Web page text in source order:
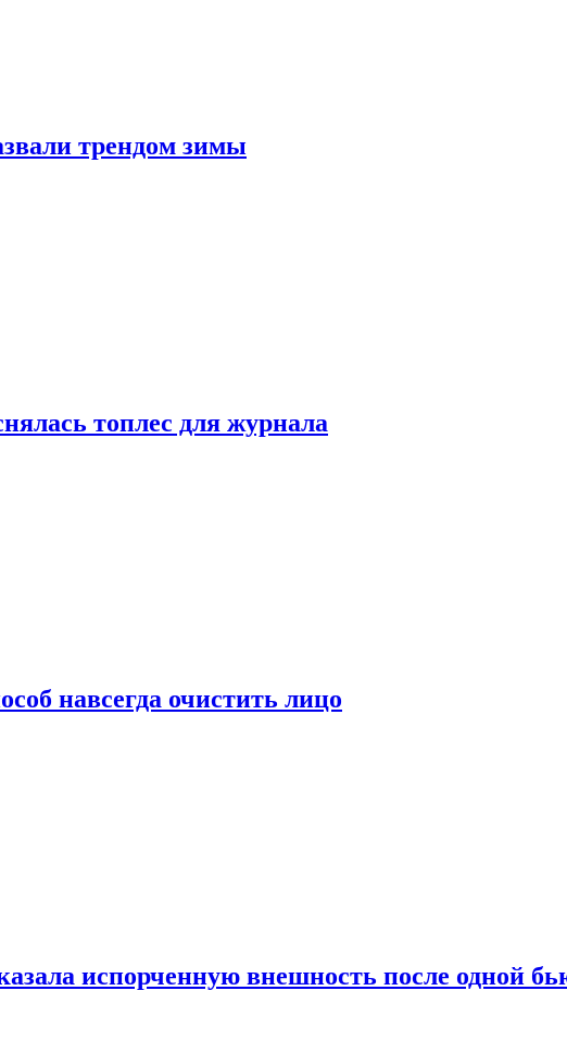
трендом зимы
топлес для журнала
навсегда очистить лицо
испорченную внешность после одной